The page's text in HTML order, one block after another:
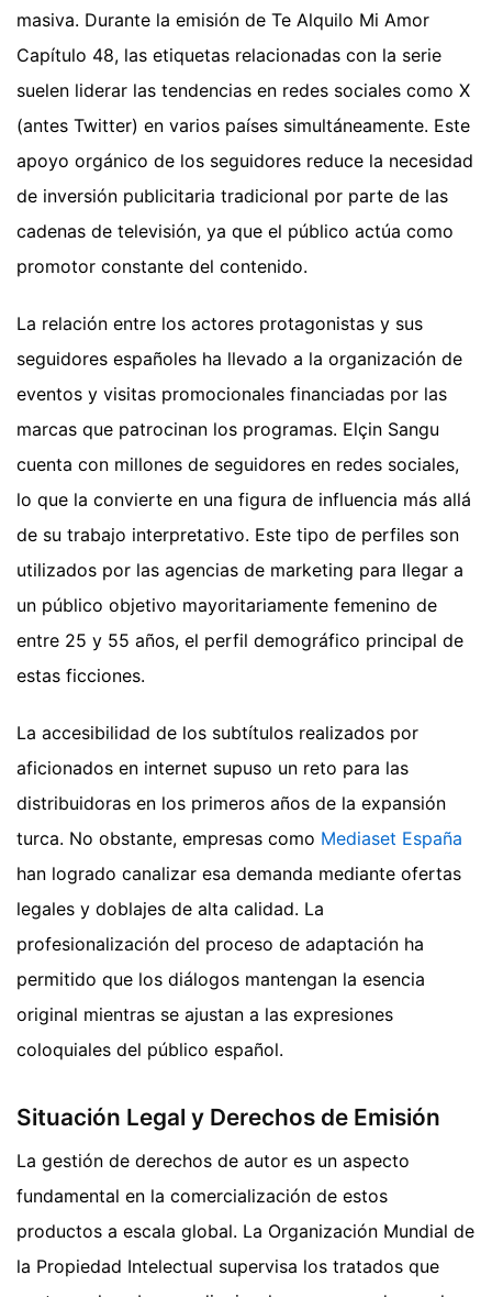
masiva. Durante la emisión de Te Alquilo Mi Amor
Capítulo 48, las etiquetas relacionadas con la serie
suelen liderar las tendencias en redes sociales como X
(antes Twitter) en varios países simultáneamente. Este
apoyo orgánico de los seguidores reduce la necesidad
de inversión publicitaria tradicional por parte de las
cadenas de televisión, ya que el público actúa como
promotor constante del contenido.
La relación entre los actores protagonistas y sus
seguidores españoles ha llevado a la organización de
eventos y visitas promocionales financiadas por las
marcas que patrocinan los programas. Elçin Sangu
cuenta con millones de seguidores en redes sociales,
lo que la convierte en una figura de influencia más allá
de su trabajo interpretativo. Este tipo de perfiles son
utilizados por las agencias de marketing para llegar a
un público objetivo mayoritariamente femenino de
entre 25 y 55 años, el perfil demográfico principal de
estas ficciones.
La accesibilidad de los subtítulos realizados por
aficionados en internet supuso un reto para las
distribuidoras en los primeros años de la expansión
turca. No obstante, empresas como Mediaset España
han logrado canalizar esa demanda mediante ofertas
legales y doblajes de alta calidad. La
profesionalización del proceso de adaptación ha
permitido que los diálogos mantengan la esencia
original mientras se ajustan a las expresiones
coloquiales del público español.
Situación Legal y Derechos de Emisión
La gestión de derechos de autor es un aspecto
fundamental en la comercialización de estos
productos a escala global. La Organización Mundial de
la Propiedad Intelectual supervisa los tratados que